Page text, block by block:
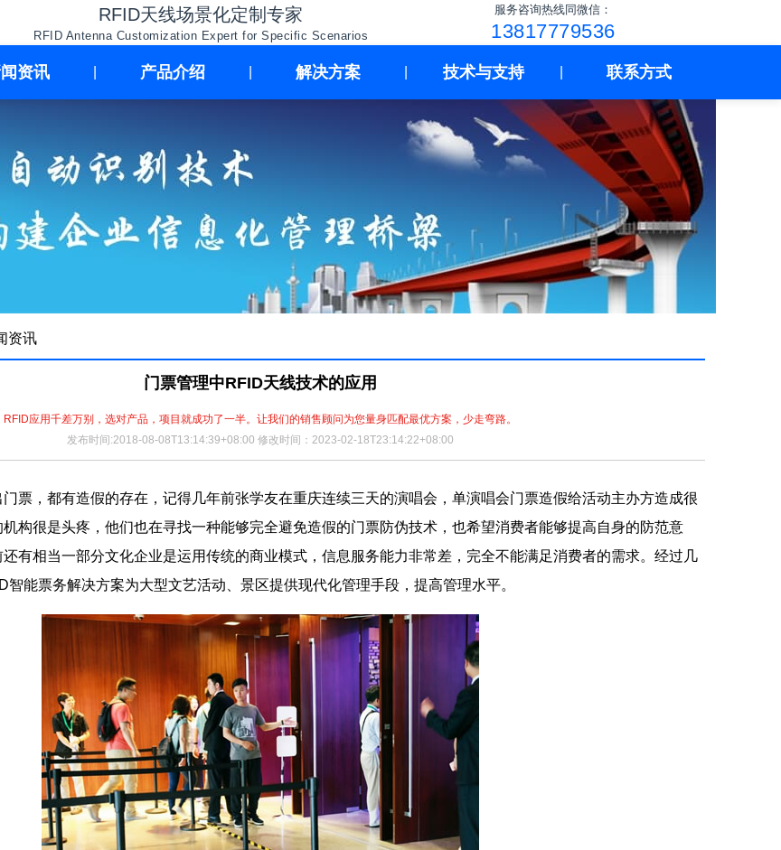
RFID天线场景化定制专家
RFID Antenna Customization Expert for Specific Scenarios
服务咨询热线同微信：
13817779536
资讯 产品介绍 解决方案 技术与支持 联系方式
资讯
门票管理中RFID天线技术的应用
RFID应用千差万别，选对产品，项目就成功了一半。让我们的销售顾问为您量身匹配最优方案，少走弯路。
发布时间:2018-08-08T13:14:39+08:00 修改时间：2023-02-18T23:14:22+08:00
，都有造假的存在，记得几年前张学友在重庆连续三天的演唱会，单演唱会门票造假给活动主办方造成很
构很是头疼，他们也在寻找一种能够完全避免造假的门票防伪技术，也希望消费者能够提高自身的防范意
有相当一部分文化企业是运用传统的商业模式，信息服务能力非常差，完全不能满足消费者的需求。经过几
能票务解决方案为大型文艺活动、景区提供现代化管理手段，提高管理水平。